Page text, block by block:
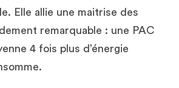
Elle allie une maitrise des
remarquable : une PAC
4 fois plus d’énergie